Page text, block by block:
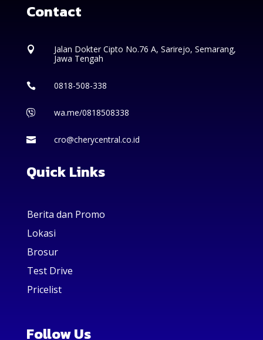
Contact

Jalan Dokter Cipto No.76 A, Sarirejo, Semarang,
Jawa Tengah
 0818-508-338
 wa.me/0818508338
 cro@cherycentral.co.id
Quick Links
Berita dan Promo
Lokasi
Brosur
Test Drive
Pricelist
Follow Us